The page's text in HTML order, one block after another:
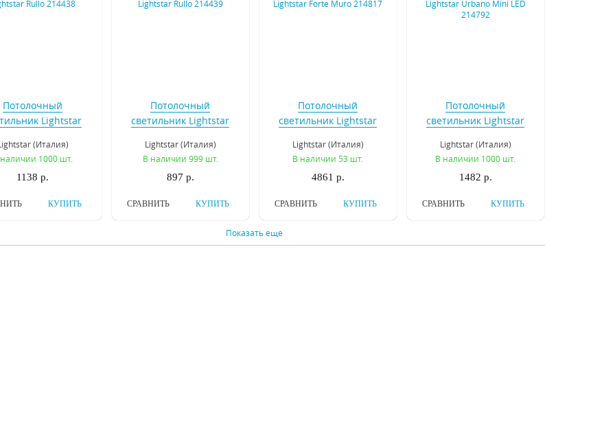
Потолочный
Lightstar
(Италия)
1000 шт.
1138 р.
КУПИТЬ
Потолочный
светильник Lightstar
Lightstar (Италия)
В наличии 999 шт.
897 р.
КУПИТЬ
СРАВНИТЬ
Потолочный
светильник Lightstar
Lightstar (Италия)
В наличии 53 шт.
4861 р.
КУПИТЬ
СРАВНИТЬ
Потолочный
светильник Lightstar
Lightstar (Италия)
В наличии 1000 шт.
1482 р.
КУПИТЬ
СРАВНИТЬ
Показать еще